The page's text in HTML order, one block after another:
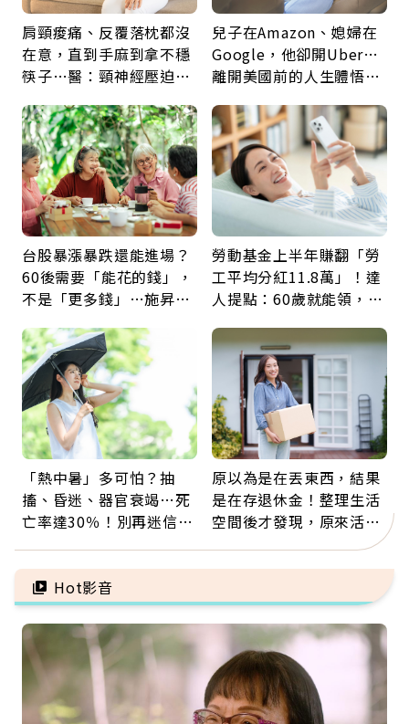
肩頸痠痛、反覆落枕都沒
在意，直到手麻到拿不穩
筷子…醫：頸神經壓迫上
鍵
兒子在Amazon、媳婦在
Google，他卻開Uber…
離開美國前的人生體悟：
台股暴漲暴跌還能進場？
60後需要「能花的錢」，
不是「更多錢」…施昇
票
勞動基金上半年賺翻「勞
工平均分紅11.8萬」！達
人提點：60歲就能領，重
「熱中暑」多可怕？抽
搐、昏迷、器官衰竭…死
亡率達30％！別再迷信
5招才能真救命
原以為是在丟東西，結果
是在存退休金！整理生活
空間後才發現，原來活得
Hot影音